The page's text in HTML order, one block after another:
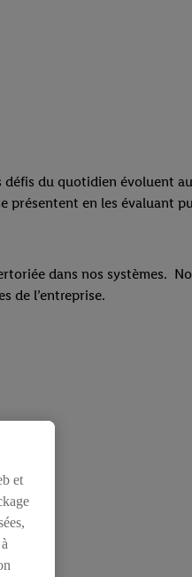
défis du quotidien évoluent
présentent en les évaluant
dans nos systèmes.
de l’entreprise.
et